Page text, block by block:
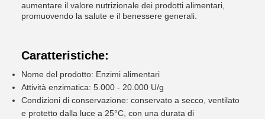
aumentare il valore nutrizionale dei prodotti alimentari,
promuovendo la salute e il benessere generali.
Caratteristiche:
Nome del prodotto: Enzimi alimentari
Attività enzimatica: 5.000 - 20.000 U/g
Condizioni di conservazione: conservato a secco, ventilato
e protetto dalla luce a 25°C, con una durata di